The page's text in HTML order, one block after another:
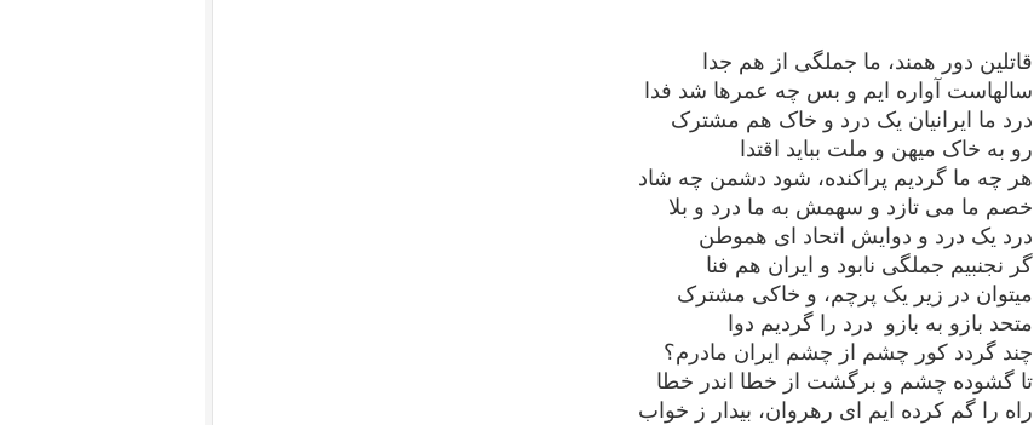
قاتلین دور همند، ما جملگی از هم جدا
سالهاست آواره ایم و بس چه عمرها شد فدا
درد ما ایرانیان یک درد و خاک هم مشترک
رو به خاک میهن و ملت بباید اقتدا
هر چه ما گردیم پراکنده، شود دشمن چه شاد
خصم ما می تازد و سهمش به ما درد و بلا
درد یک درد و دوایش اتحاد ای هموطن
گر نجنبیم جملگی نابود و ایران هم فنا
میتوان در زیر یک پرچم، و خاکی مشترک
متحد بازو به بازو درد را گردیم دوا
چند گردد کور چشم از چشم ایران مادرم؟
تا گشوده چشم و برگشت از خطا اندر خطا
راه را گم کرده ایم ای رهروان، بیدار ز خواب